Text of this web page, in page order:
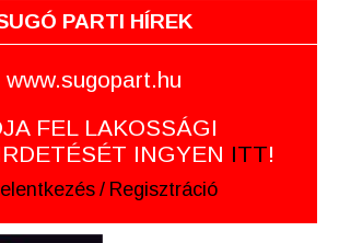
PARTI HÍREK
www.sugopart.hu
FEL LAKOSSÁGI
INGYEN ITT!
/ Regisztráció